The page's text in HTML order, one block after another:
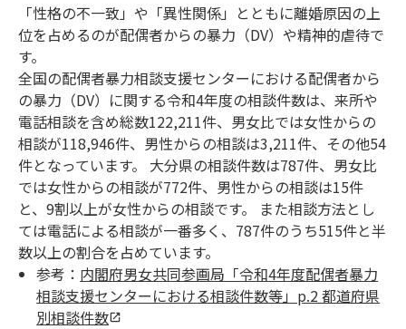
「性格の不一致」や「異性関係」とともに離婚原因の上
位を占めるのが配偶者からの暴力（DV）や精神的虐待で
す。
全国の配偶者暴力相談支援センターにおける配偶者から
の暴力（DV）に関する令和4年度の相談件数は、来所や
電話相談を含め総数122,211件、男女比では女性からの
相談が118,946件、男性からの相談は3,211件、その他54
件となっています。 大分県の相談件数は787件、男女比
では女性からの相談が772件、男性からの相談は15件
と、9割以上が女性からの相談です。 また相談方法とし
ては電話による相談が一番多く、787件のうち515件と半
数以上の割合を占めています。
参考： 内閣府男女共同参画局「令和4年度配偶者暴力
相談支援センターにおける相談件数等」p.2 都道府県
別相談件数